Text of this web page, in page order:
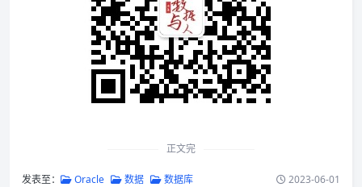
正文完
发表至： Oracle 数据 数据库 2023-06-01